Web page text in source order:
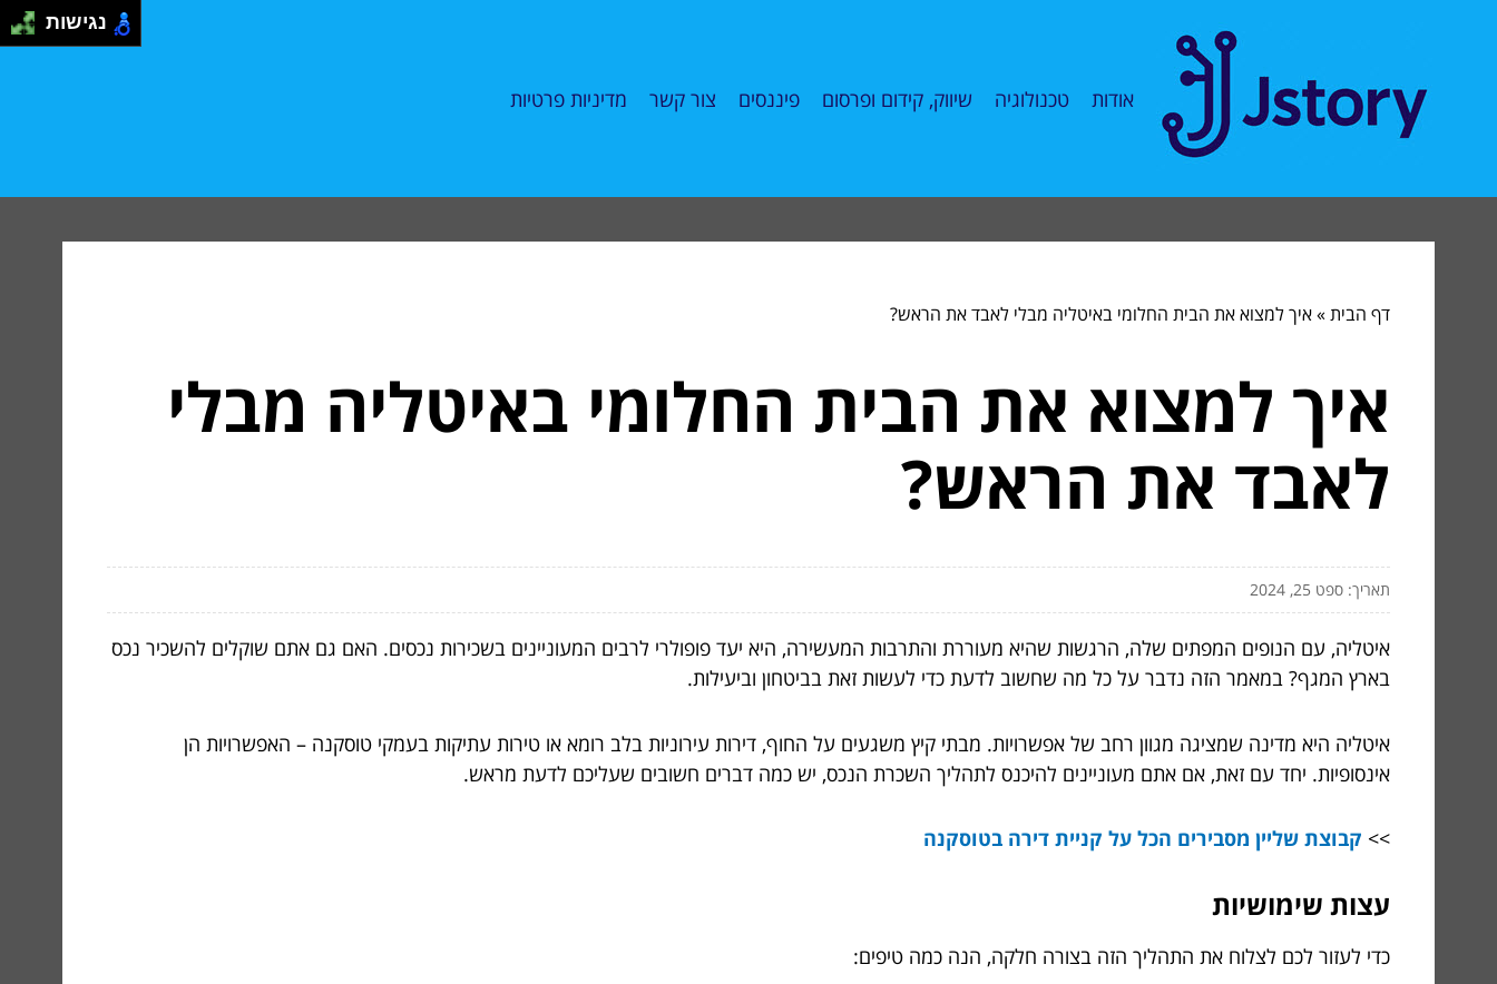
אודות טכנולוגיה שיווק, קידום ופרסום פיננסים צור קשר מדיניות פרטיות
דף הבית»איך למצוא את הבית החלומי באיטליה מבלי לאבד את הראש?
איך למצוא את הבית החלומי באיטליה מבלי
לאבד את הראש?
תאריך: ספט 25, 2024
איטליה, עם הנופים המפתים שלה, הרגשות שהיא מעוררת והתרבות המעשירה, היא יעד פופולרי לרבים המעוניינים בשכירות נכסים. האם גם אתם שוקלים להשכיר נכס
בארץ המגף? במאמר הזה נדבר על כל מה שחשוב לדעת כדי לעשות זאת בביטחון וביעילות.
איטליה היא מדינה שמציגה מגוון רחב של אפשרויות. מבתי קיץ משגעים על החוף, דירות עירוניות בלב רומא או טירות עתיקות בעמקי טוסקנה – האפשרויות הן
אינסופיות. יחד עם זאת, אם אתם מעוניינים להיכנס לתהליך השכרת הנכס, יש כמה דברים חשובים שעליכם לדעת מראש.
>> קבוצת שליין מסבירים הכל על קניית דירה בטוסקנה
עצות שימושיות
כדי לעזור לכם לצלוח את התהליך הזה בצורה חלקה, הנה כמה טיפים:
נגישות